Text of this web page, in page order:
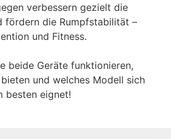
verbessern gezielt die
fördern die Rumpfstabilität –
und Fitness.
beide Geräte funktionieren,
und welches Modell sich
besten eignet!